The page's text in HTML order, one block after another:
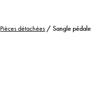
Pièces détachées / Sangle pédale